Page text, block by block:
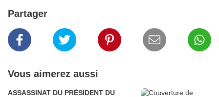
Partager
Vous aimerez aussi
ASSASSINAT DU PRÉSIDENT DU